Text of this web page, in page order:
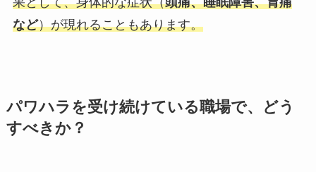
など）が現れることもあります。
パワハラを受け続けている職場で、どう
すべきか？